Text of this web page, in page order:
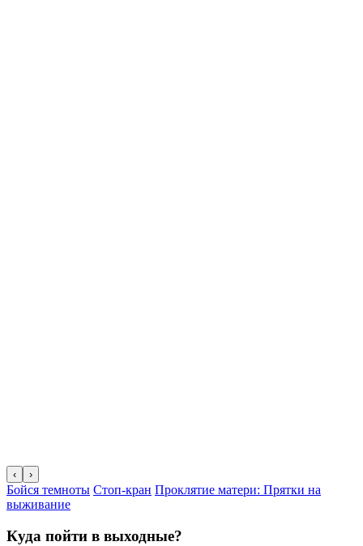
‹ ›
Бойся темноты Стоп-кран Проклятие матери: Прятки на
выживание
Куда пойти в выходные?